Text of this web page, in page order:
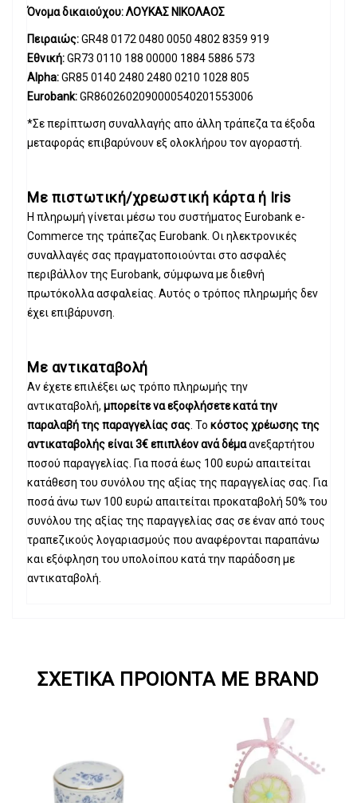
Όνομα δικαιούχου: ΛΟΥΚΑΣ ΝΙΚΟΛΑΟΣ
Πειραιώς:GR48 0172 0480 0050 4802 8359 919
Εθνική:GR73 0110 188 00000 1884 5886 573
Alpha:GR85 0140 2480 2480 0210 1028 805
Eurobank:GR8602602090000540201553006
*Σε περίπτωση συναλλαγής απο άλλη τράπεζα τα έξοδα
μεταφοράς επιβαρύνουν εξ ολοκλήρου τον αγοραστή.
Με πιστωτική/χρεωστική κάρτα ή Iris
Η πληρωμή γίνεται μέσω του συστήματος Eurobank e-
Commerce της τράπεζας Eurobank. Οι ηλεκτρονικές
συναλλαγές σας πραγματοποιούνται στο ασφαλές
περιβάλλον της Eurobank, σύμφωνα με διεθνή
πρωτόκολλα ασφαλείας. Αυτός ο τρόπος πληρωμής δεν
έχει επιβάρυνση.
Με αντικαταβολή
Αν έχετε επιλέξει ως τρόπο πληρωμής την
αντικαταβολή, μπορείτε να εξοφλήσετε κατά την
παραλαβή της παραγγελίας σας. Το κόστος χρέωσης της
αντικαταβολής είναι 3€ επιπλέον ανά δέμαανεξαρτήτου
ποσού παραγγελίας. Για ποσά έως 100 ευρώ απαιτείται
κατάθεση του συνόλου της αξίας της παραγγελίας σας. Για
ποσά άνω των 100 ευρώ απαιτείται προκαταβολή 50% του
συνόλου της αξίας της παραγγελίας σας σε έναν από τους
τραπεζικούς λογαριασμούς που αναφέρονται παραπάνω
και εξόφληση του υπολοίπου κατά την παράδοση με
αντικαταβολή.
ΣΧΕΤΙΚΆ ΠΡΟΙΌΝΤΑ ΜΕ BRAND